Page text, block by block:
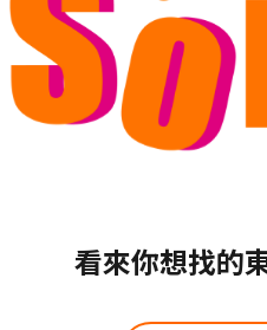
看來你想找的